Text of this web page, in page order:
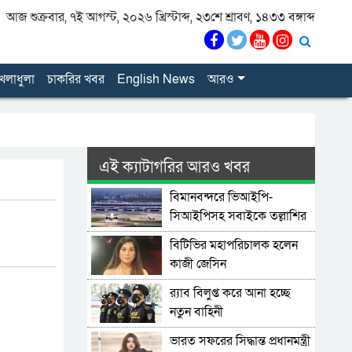
আজ শুক্রবার, ৭ই আগস্ট, ২০২৬ খ্রিস্টাব্দ, ২৩শে শ্রাবণ, ১৪৩৩ বঙ্গাব্দ
চাকরির খবর English News আরও
এই ক্যাটাগরির আরও খবর
বিমানবন্দরে ভিআইপি-
সিআইপিসহ সবাইকে তল্লাশির
নির্দেশ
বিটিভির মহাপরিচালক হলেন
কাজী জেসিন
র‍্যাব বিলুপ্ত করে আনা হচ্ছে
নতুন বাহিনী
ভারত সফরের সিদ্ধান্ত প্রধানমন্ত্রী